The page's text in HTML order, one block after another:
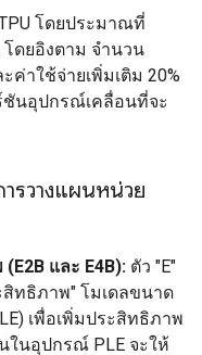
โดยประมาณที่
โดยอิงตาม จำนวน
าใช้จ่ายเพิ่มเติม 20%
ชันอุปกรณ์เคลื่อนที่จะ
รวางแผนหน่วย
และ E4B): ตัว "E"
ทธิภาพ" โมเดลขนาด
เพื่อเพิ่มประสิทธิภาพ
ในอุปกรณ์ PLE จะให้